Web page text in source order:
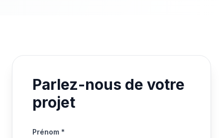
Parlez-nous de votre
projet
Prénom *